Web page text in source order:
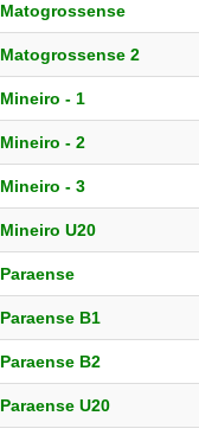
Matogrossense
Matogrossense 2
Mineiro - 1
Mineiro - 2
Mineiro - 3
Mineiro U20
Paraense
Paraense B1
Paraense B2
Paraense U20